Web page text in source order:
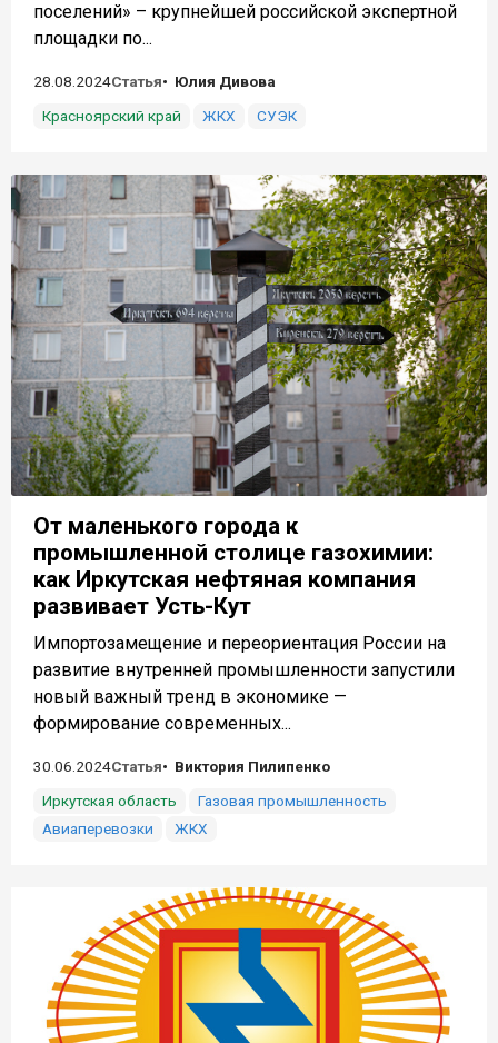
поселений» – крупнейшей российской экспертной
площадки по...
28.08.2024Статья
Юлия Дивова
Красноярский край
ЖКХ СУЭК
От маленького города к
промышленной столице газохимии:
как Иркутская нефтяная компания
развивает Усть-Кут
Импортозамещение и переориентация России на
развитие внутренней промышленности запустили
новый важный тренд в экономике —
формирование современных...
30.06.2024Статья
Виктория Пилипенко
Иркутская область
Газовая промышленность
Авиаперевозки
ЖКХ